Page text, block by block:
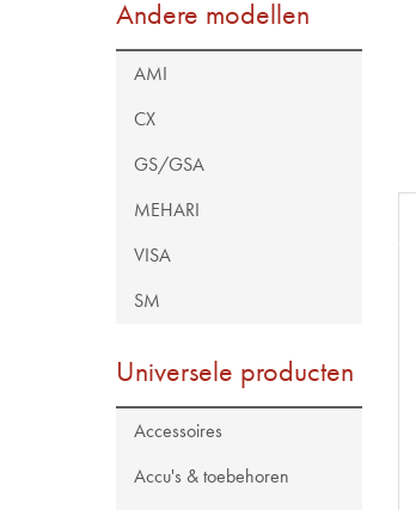
Andere modellen
AMI
CX
GS/GSA
MEHARI
VISA
SM
Universele producten
Accessoires
Accu's & toebehoren